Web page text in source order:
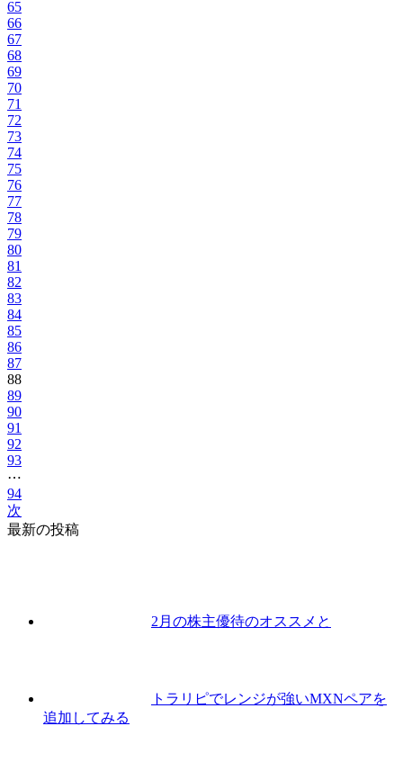
65
66
67
68
69
70
71
72
73
74
75
76
77
78
79
80
81
82
83
84
85
86
87
88
89
90
91
92
93
⋯
94
次
最新の投稿
2月の株主優待のオススメと
トラリピでレンジが強いMXNペアを
追加してみる